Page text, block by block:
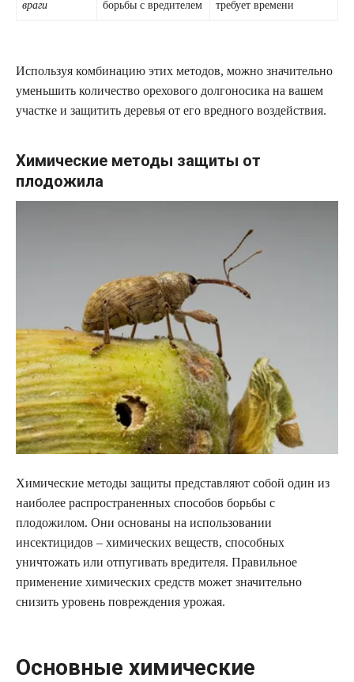
враги борьбы с вредителем требует времени
Используя комбинацию этих методов, можно значительно
уменьшить количество орехового долгоносика на вашем
участке и защитить деревья от его вредного воздействия.
Химические методы защиты от
плодожила
Химические методы защиты представляют собой один из
наиболее распространенных способов борьбы с
плодожилом. Они основаны на использовании
инсектицидов – химических веществ, способных
уничтожать или отпугивать вредителя. Правильное
применение химических средств может значительно
снизить уровень повреждения урожая.
Основные химические